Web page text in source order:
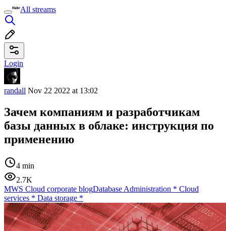
All streams
Login
randall Nov 22 2022 at 13:02
Зачем компаниям и разработчикам
базы данных в облаке: инструкция по
применению
4 min
2.7K
MWS Cloud corporate blogDatabase Administration * Cloud
services * Data storage *